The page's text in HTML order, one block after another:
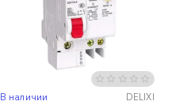
В наличии DELIXI